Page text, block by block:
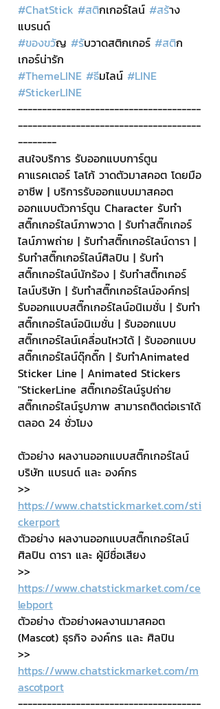
#ChatStick #สติกเกอร์ไลน์ #สร้าง
แบรนด์
#ของขวัญ #รับวาดสติกเกอร์ #สติก
เกอร์น่ารัก
#ThemeLINE #ธีมไลน์ #LINE
#StickerLINE
--------------------------------------
--------------------------------------
--------
สนใจบริการ รับออกแบบการ์ตูน
คาแรคเตอร์ โลโก้ วาดตัวมาสคอต โดยมือ
อาชีพ | บริการรับออกแบบมาสคอต
ออกแบบตัวการ์ตูน Character รับทำ
สติ๊กเกอร์ไลน์ภาพวาด | รับทำสติ๊กเกอร์
ไลน์ภาพถ่าย | รับทำสติ๊กเกอร์ไลน์ดารา |
รับทำสติ๊กเกอร์ไลน์ศิลปิน | รับทำ
สติ๊กเกอร์ไลน์นักร้อง | รับทำสติ๊กเกอร์
ไลน์บริษัท | รับทำสติ๊กเกอร์ไลน์องค์กร|
รับออกแบบสติ๊กเกอร์ไลน์อนิเมชั่น | รับทำ
สติ๊กเกอร์ไลน์อนิเมชั่น | รับออกแบบ
สติ๊กเกอร์ไลน์เคลื่อนไหวได้ | รับออกแบบ
สติ๊กเกอร์ไลน์ดุ๊กดิ๊ก | รับทำAnimated
Sticker Line | Animated Stickers
"StickerLine สติ๊กเกอร์ไลน์รูปถ่าย
สติ๊กเกอร์ไลน์รูปภาพ สามารถติดต่อเราได้
ตลอด 24 ชั่วโมง
ตัวอย่าง ผลงานออกแบบสติ๊กเกอร์ไลน์
บริษัท แบรนด์ และ องค์กร
>>
https://www.chatstickmarket.com/sti
ckerport
ตัวอย่าง ผลงานออกแบบสติ๊กเกอร์ไลน์
ศิลปิน ดารา และ ผู้มีชื่อเสียง
>>
https://www.chatstickmarket.com/ce
lebport
ตัวอย่าง ตัวอย่างผลงานมาสคอต
(Mascot) ธุรกิจ องค์กร และ ศิลปิน
>>
https://www.chatstickmarket.com/m
ascotport
--------------------------------------